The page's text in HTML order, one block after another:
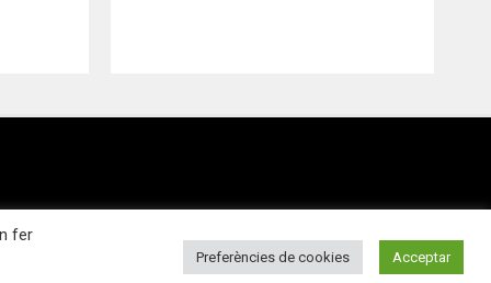
fer
Preferències de cookies Acceptar